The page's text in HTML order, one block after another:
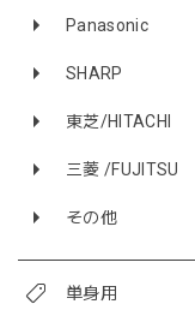
Panasonic
SHARP
東芝/HITACHI
三菱 /FUJITSU
その他
単身用